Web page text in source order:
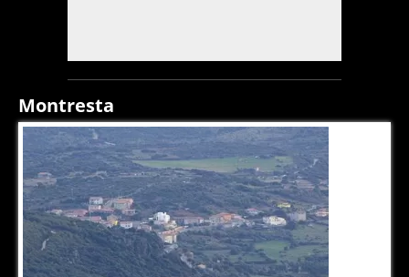
Montresta